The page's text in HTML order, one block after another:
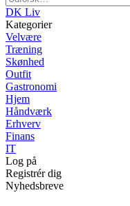
DK Liv
Kategorier
Velvære
Træning
Skønhed
Outfit
Gastronomi
Hjem
Håndværk
Erhverv
Finans
IT
Log på
Registrér dig
Nyhedsbreve